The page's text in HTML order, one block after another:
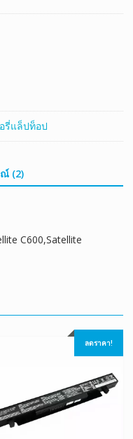
รี่แล็ปท็อป
(2)
C600,Satellite
ลดราคา!